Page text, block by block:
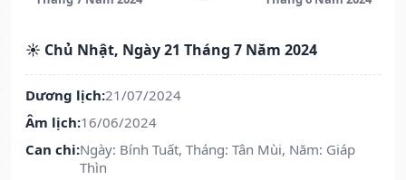
☀️ Chủ Nhật, Ngày 21 Tháng 7 Năm 2024
Dương lịch:21/07/2024
Âm lịch:16/06/2024
Can chi:Ngày: Bính Tuất, Tháng: Tân Mùi, Năm: Giáp
Thìn